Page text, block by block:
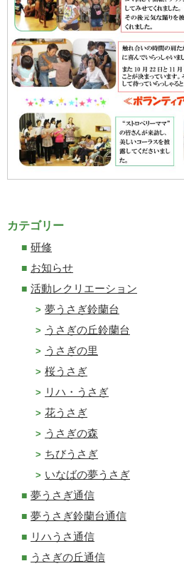
カテゴリー
研修
お知らせ
活動レクリエーション
夢うさぎ鈴蘭台
うさぎの丘鈴蘭台
うさぎの里
桜うさぎ
リハ・うさぎ
花うさぎ
うさぎの森
ちびうさぎ
いなばの夢うさぎ
夢うさぎ通信
夢うさぎ鈴蘭台通信
リハうさ通信
うさぎの丘通信